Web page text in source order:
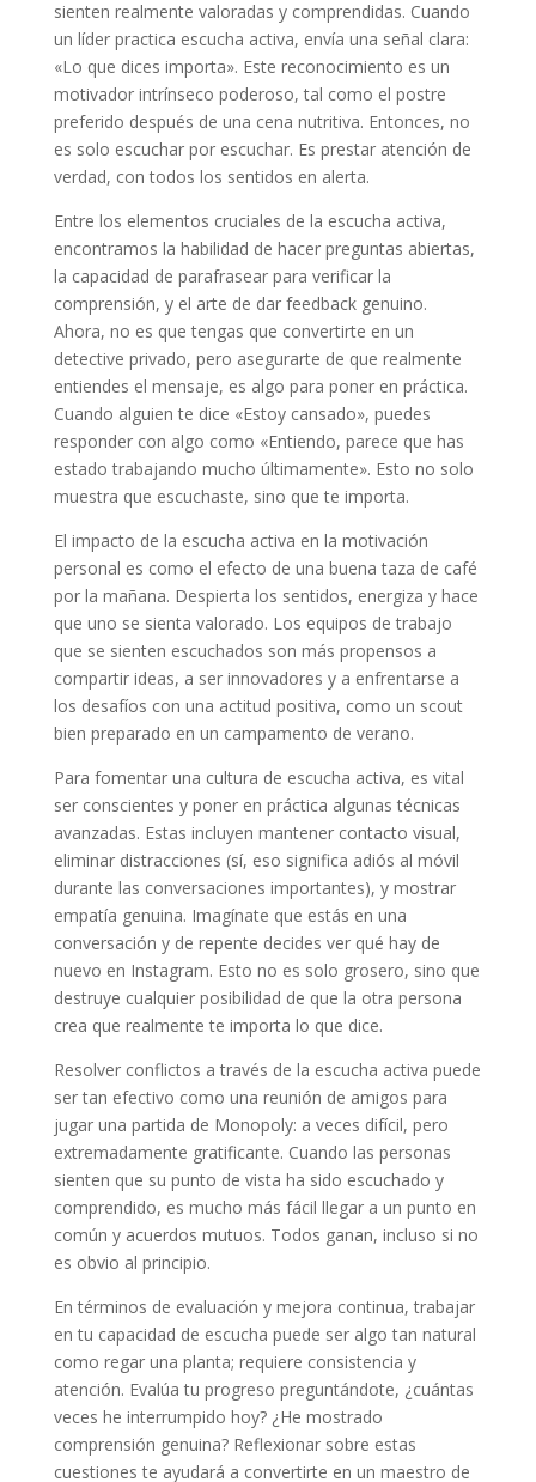
sienten realmente valoradas y comprendidas. Cuando
un líder practica escucha activa, envía una señal clara:
«Lo que dices importa». Este reconocimiento es un
motivador intrínseco poderoso, tal como el postre
preferido después de una cena nutritiva. Entonces, no
es solo escuchar por escuchar. Es prestar atención de
verdad, con todos los sentidos en alerta.
Entre los elementos cruciales de la escucha activa,
encontramos la habilidad de hacer preguntas abiertas,
la capacidad de parafrasear para verificar la
comprensión, y el arte de dar feedback genuino.
Ahora, no es que tengas que convertirte en un
detective privado, pero asegurarte de que realmente
entiendes el mensaje, es algo para poner en práctica.
Cuando alguien te dice «Estoy cansado», puedes
responder con algo como «Entiendo, parece que has
estado trabajando mucho últimamente». Esto no solo
muestra que escuchaste, sino que te importa.
El impacto de la escucha activa en la motivación
personal es como el efecto de una buena taza de café
por la mañana. Despierta los sentidos, energiza y hace
que uno se sienta valorado. Los equipos de trabajo
que se sienten escuchados son más propensos a
compartir ideas, a ser innovadores y a enfrentarse a
los desafíos con una actitud positiva, como un scout
bien preparado en un campamento de verano.
Para fomentar una cultura de escucha activa, es vital
ser conscientes y poner en práctica algunas técnicas
avanzadas. Estas incluyen mantener contacto visual,
eliminar distracciones (sí, eso significa adiós al móvil
durante las conversaciones importantes), y mostrar
empatía genuina. Imagínate que estás en una
conversación y de repente decides ver qué hay de
nuevo en Instagram. Esto no es solo grosero, sino que
destruye cualquier posibilidad de que la otra persona
crea que realmente te importa lo que dice.
Resolver conflictos a través de la escucha activa puede
ser tan efectivo como una reunión de amigos para
jugar una partida de Monopoly: a veces difícil, pero
extremadamente gratificante. Cuando las personas
sienten que su punto de vista ha sido escuchado y
comprendido, es mucho más fácil llegar a un punto en
común y acuerdos mutuos. Todos ganan, incluso si no
es obvio al principio.
En términos de evaluación y mejora continua, trabajar
en tu capacidad de escucha puede ser algo tan natural
como regar una planta; requiere consistencia y
atención. Evalúa tu progreso preguntándote, ¿cuántas
veces he interrumpido hoy? ¿He mostrado
comprensión genuina? Reflexionar sobre estas
cuestiones te ayudará a convertirte en un maestro de